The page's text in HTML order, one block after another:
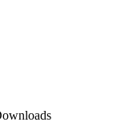
sich hier: